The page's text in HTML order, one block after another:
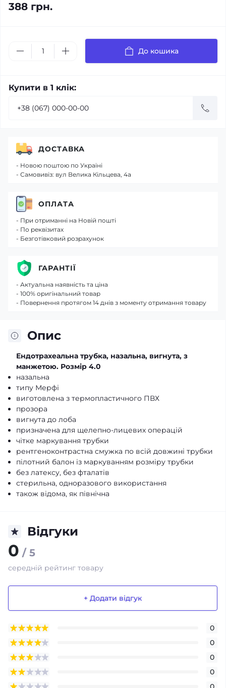
388 грн.
До кошика
Купити в 1 клік:
Опис
Ендотрахеальна трубка, назальна, вигнута, з
манжетою. Розмір 4.0
назальна
типу Мерфі
виготовлена з термопластичного ПВХ
прозора
вигнута до лоба
призначена для щелепно-лицевих операцій
чітке маркування трубки
рентгеноконтрастна смужка по всій довжині трубки
пілотний балон із маркуванням розміру трубки
без латексу, без фталатів
стерильна, одноразового використання
також відома, як північна
Відгуки
0 / 5
середній рейтинг товару
+ Додати відгук
0
0
0
0
ДОСТАВКА
- Новою поштою по Україні
- Самовивіз: вул Велика Кільцева, 4а
ОПЛАТА
- При отриманні на Новій пошті
- По реквізитах
- Безготівковий розрахунок
ГАРАНТІЇ
- Актуальна наявність та ціна
- 100% оригінальний товар
- Повернення протягом 14 днів з моменту отримання товару